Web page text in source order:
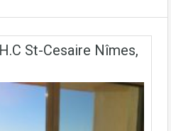
St-Cesaire Nîmes,